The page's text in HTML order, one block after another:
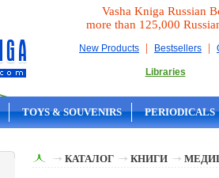
Vasha Kniga Russian
more than 125,000
New Products | Bestsellers |
Libraries
TOYS & SOUVENIRS PERIODICALS
КАТАЛОГ КНИГИ